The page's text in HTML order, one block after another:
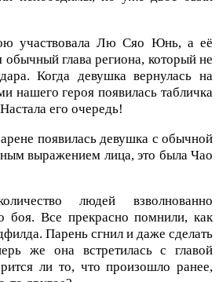
участвовала Лю Сяо Юнь, а её
обычный глава региона, который не
Когда девушка вернулась на
нашего героя появилась табличка
его очередь!
появилась девушка с обычной
выражением лица, это была Чао
людей взволнованно
боя. Все прекрасно помнили, как
Парень сгнил и даже сделать
же она встретилась с главой
ли то, что произошло ранее,